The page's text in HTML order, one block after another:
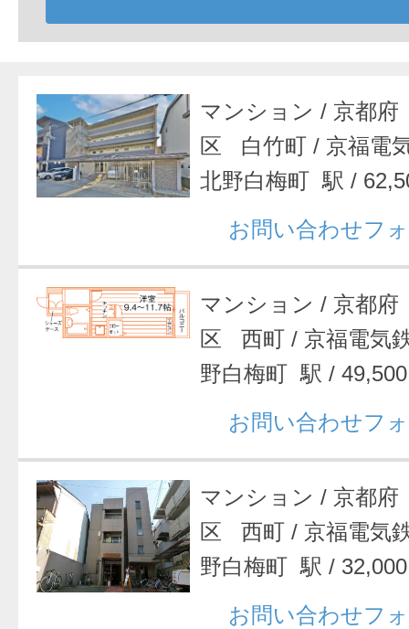
マンション/ 京都
区 白竹町/ 京福電
北野白梅町 駅/
お問い合わせフ
マンション/ 京都
区 西町/ 京福電気
野白梅町 駅/
お問い合わせフ
マンション/ 京都
区 西町/ 京福電気
野白梅町 駅/
お問い合わせフ